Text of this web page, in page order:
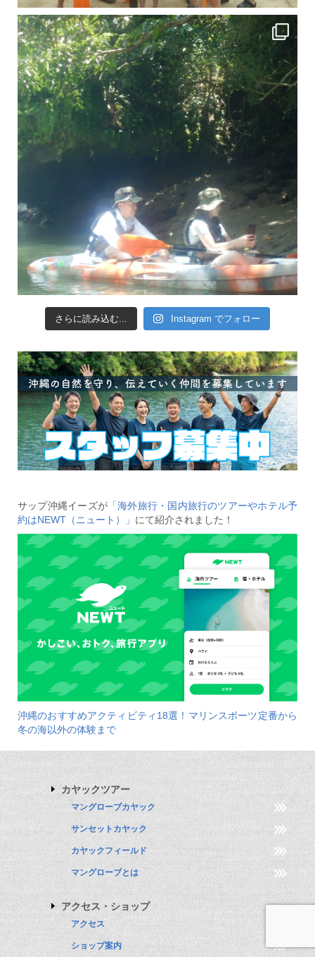
引き潮だったの
さらに読み込む... Instagram でフォロー
サップ沖縄イーズが 「海外旅行・国内旅行のツアーやホテル予
約はNEWT（ニュート）」 にて紹介されました！
沖縄のおすすめアクティビティ18選！マリンスポーツ定番から
冬の海以外の体験まで
カヤックツアー
マングローブカヤック
サンセットカヤック
カヤックフィールド
マングローブとは
アクセス・ショップ
アクセス
ショップ案内